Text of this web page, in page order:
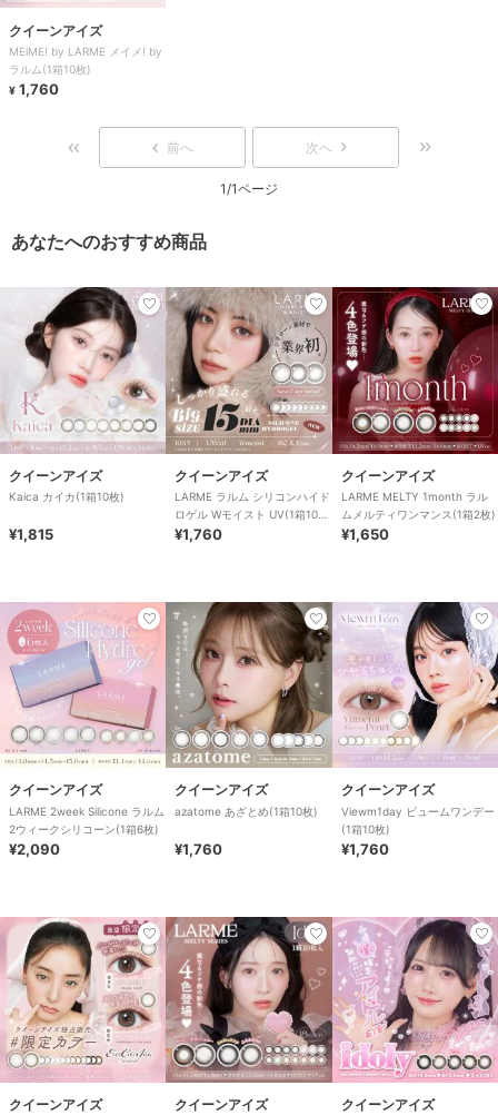
クイーンアイズ
MEiME! by LARME メイメ! by
ラルム(1箱10枚)
¥ 1,760
前へ 次へ
1/1ページ
あなたへのおすすめ商品
クイーンアイズ
Kaica カイカ(1箱10枚)
¥1,815
クイーンアイズ
LARME ラルム シリコンハイド
ロゲル Wモイスト UV(1箱10
枚)
¥1,760
クイーンアイズ
LARME MELTY 1month ラル
ムメルティワンマンス(1箱2枚)
¥1,650
クイーンアイズ
LARME 2week Silicone ラルム
2ウィークシリコーン(1箱6枚)
¥2,090
クイーンアイズ
azatome あざとめ(1箱10枚)
¥1,760
クイーンアイズ
Viewm1day ビュームワンデー
(1箱10枚)
¥1,760
クイーンアイズ クイーンアイズ クイーンアイズ